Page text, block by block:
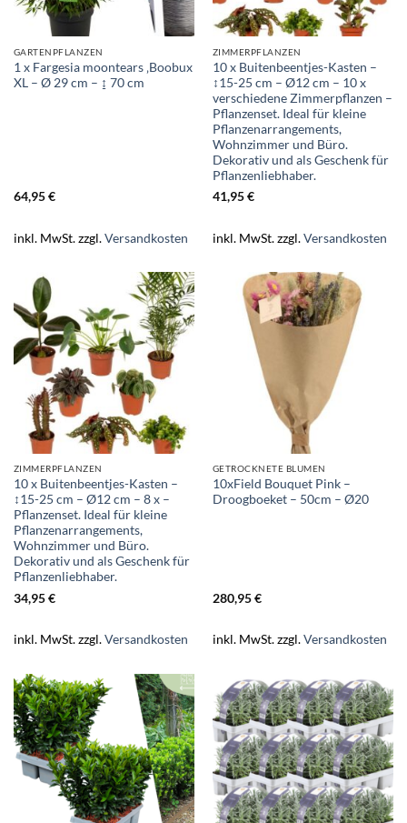
GARTENPFLANZEN
1 x Fargesia moontears ‚Boobux
XL – Ø 29 cm – ↨ 70 cm
64,95€
inkl. MwSt.zzgl.Versandkosten
ZIMMERPFLANZEN
10 x Buitenbeentjes-Kasten –
↕15-25 cm – Ø12 cm – 10 x
verschiedene Zimmerpflanzen –
Pflanzenset. Ideal für kleine
Pflanzenarrangements,
Wohnzimmer und Büro.
Dekorativ und als Geschenk für
Pflanzenliebhaber.
41,95€
inkl. MwSt.zzgl.Versandkosten
ZIMMERPFLANZEN
10 x Buitenbeentjes-Kasten –
↕15-25 cm – Ø12 cm – 8 x –
Pflanzenset. Ideal für kleine
Pflanzenarrangements,
Wohnzimmer und Büro.
Dekorativ und als Geschenk für
Pflanzenliebhaber.
34,95€
inkl. MwSt.zzgl.Versandkosten
GETROCKNETE BLUMEN
10xField Bouquet Pink –
Droogboeket – 50cm – Ø20
280,95€
inkl. MwSt.zzgl.Versandkosten